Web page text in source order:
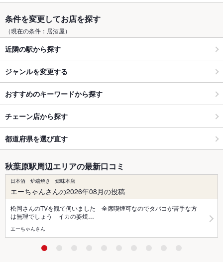
条件を変更してお店を探す
（現在の条件：居酒屋）
近隣の駅から探す
ジャンルを変更する
おすすめのキーワードから探す
チェーン店から探す
都道府県を選び直す
秋葉原駅周辺エリアの最新口コミ
日本酒 炉端焼き 郷味本店
エーちゃんさんの2026年08月の投稿
松岡さんのTVを観て伺いました 全席喫煙可なのでタバコが苦手な方
は無理でしょう イカの姿焼…
エーちゃんさん